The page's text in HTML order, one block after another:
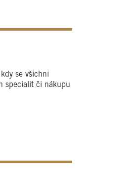
se všichni
specialit či nákupu